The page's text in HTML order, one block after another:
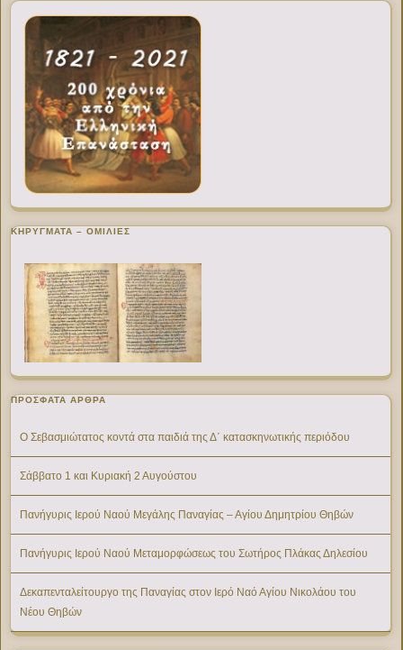
ΚΗΡΥΓΜΑΤΑ – ΟΜΙΛΙΕΣ
ΠΡΌΣΦΑΤΑ ΆΡΘΡΑ
Ο Σεβασμιώτατος κοντά στα παιδιά της Δ΄ κατασκηνωτικής περιόδου
Σάββατο 1 και Κυριακή 2 Αυγούστου
Πανήγυρις Ιερού Ναού Μεγάλης Παναγίας – Αγίου Δημητρίου Θηβών
Πανήγυρις Ιερού Ναού Μεταμορφώσεως του Σωτήρος Πλάκας Δηλεσίου
Δεκαπενταλείτουργο της Παναγίας στον Ιερό Ναό Αγίου Νικολάου του
Νέου Θηβών